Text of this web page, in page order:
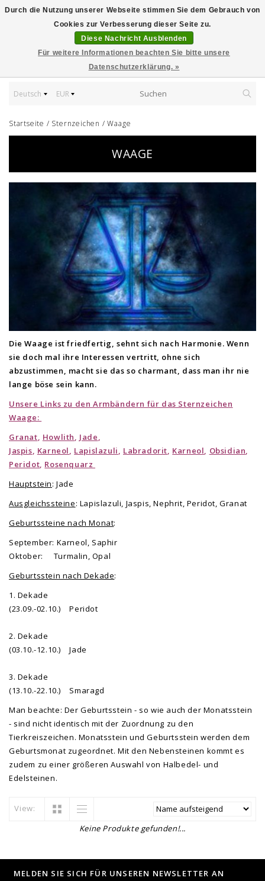
Deutsch EUR
Startseite / Sternzeichen /Waage
WAAGE
Die Waage ist friedfertig, sehnt sich nach Harmonie. Wenn
sie doch mal ihre Interessen vertritt, ohne sich
abzustimmen, macht sie das so charmant, dass man ihr nie
lange böse sein kann.
Unsere Links zu den Armbändern für das Sternzeichen
Waage:
Granat, Howlith, Jade,
Jaspis, Karneol, Lapislazuli, Labradorit, Karneol, Obsidian,
Peridot, Rosenquarz
Hauptstein: Jade
Ausgleichssteine: Lapislazuli, Jaspis, Nephrit, Peridot, Granat
Geburtssteine nach Monat:
September: Karneol, Saphir
Oktober: Turmalin, Opal
Geburtsstein nach Dekade:
1. Dekade
(23.09.-02.10.) Peridot
2. Dekade
(03.10.-12.10.) Jade
3. Dekade
(13.10.-22.10.) Smaragd
Man beachte: Der Geburtsstein - so wie auch der Monatsstein
- sind nicht identisch mit der Zuordnung zu den
Tierkreiszeichen. Monatsstein und Geburtsstein werden dem
Geburtsmonat zugeordnet. Mit den Nebensteinen kommt es
zudem zu einer größeren Auswahl von Halbedel- und
Edelsteinen.
View:
Keine Produkte gefunden!...
Durch die Nutzung unserer Webseite stimmen Sie dem Gebrauch von
Cookies zur Verbesserung dieser Seite zu.
Diese Nachricht Ausblenden
Für weitere Informationen beachten Sie bitte unsere
Datenschutzerklärung. »
MELDEN SIE SICH FÜR UNSEREN NEWSLETTER AN